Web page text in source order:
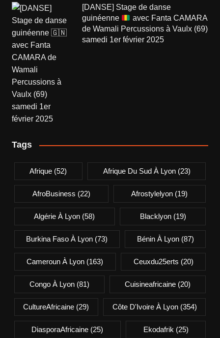
[DANSE] Stage de danse
guinéenne
avec Fanta CAMARA
de Wamali Percussions à Vaulx (69)
samedi 1er février 2025
Tags
Afrique (52) Afrique Du Sud À Lyon(23)
AfroBusiness (22) Afrostylelyon (19)
Algérie À Lyon (58) Blacklyon(19)
Burkina Faso À Lyon (73) Bénin À Lyon(87)
Cameroun À Lyon (163) Ceuxdu25erts (20)
Congo À Lyon(81) Cuisineafricaine (20)
CultureAfricaine (29) Côte D'Ivoire À Lyon(354)
DiasporaAfricaine (25) Ekodafrik (25)